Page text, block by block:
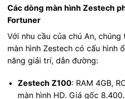
Các dòng màn hình Zestech
Fortuner
Với nhu cầu của chú An,
màn hình Zestech có cấu hình
năng giải trí, dẫn đường:
Zestech Z100: RAM 4GB,
màn hình HD. Giá gốc